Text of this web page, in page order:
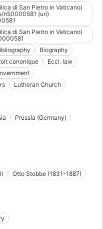
di San Pietro in Vaticano)
n50000581 (uri)
di San Pietro in Vaticano)
Biography
canonique
Eccl. law
Lutheran Church
Prussia (Germany)
Otto Stobbe (1831-1887)